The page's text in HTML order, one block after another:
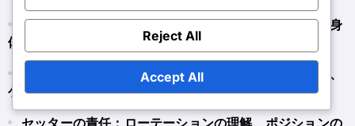
セッターの責任：怪我の予防、コンディショニング、身
体的要求
セッターの責任：スタイル設定、テンポコントロール、
ゲームフロー管理
Reject All
Accept All